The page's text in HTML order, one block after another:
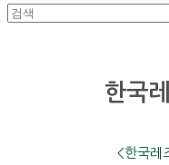
한국
<한국레